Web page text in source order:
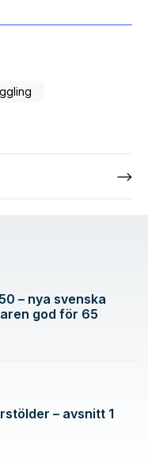
– nya svenska
god för 65
– avsnitt 1